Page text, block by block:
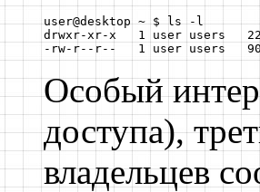
user@desktop ~ $ ls -l
drwxr-xr-x   1 user users
-rw-r--r--   1 user users
Особый
доступа),
владельцев